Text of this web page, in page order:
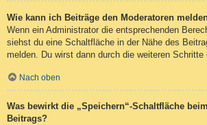
Wie kann ich Beiträge den Moderatoren
Wenn ein Administrator die entsprechenden
siehst du eine Schaltfläche in der Nähe des
melden. Du wirst dann durch die weiteren Schritte
Nach oben
Was bewirkt die „Speichern“-Schaltfläche
Beitrags?